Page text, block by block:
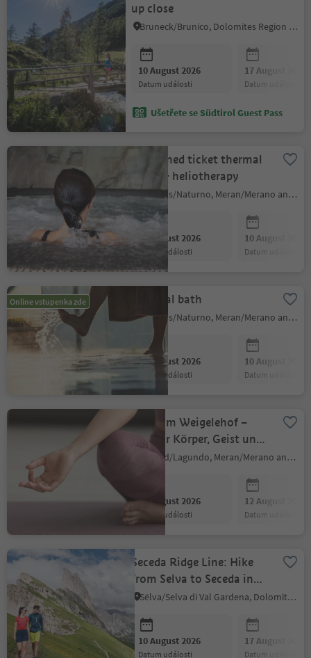
up close
Bruneck/Brunico, Dolomites Region Kronplatz/Plan de Corones
10 August 2026
datum události
17 August 2026
datum události
Ušetřete se Südtirol Guest Pass
Combined ticket thermal
bath & heliotherapy
Naturns/Naturno, Meran/Merano and environs
10 August 2026
datum události
10 August 2026
datum události
Online vstupenka zde Thermal bath
Naturns/Naturno, Meran/Merano and environs
10 August 2026
datum události
10 August 2026
datum události
Yoga am Weigelehof –
Zeit für Körper, Geist und
Seele
Algund/Lagundo, Meran/Merano and environs
10 August 2026
datum události
12 August 2026
datum události
Seceda Ridge Line: Hike
from Selva to Seceda in
the Puez-Odle Nature
Park
Sëlva/Selva di Val Gardena, Dolomites Region Val Gardena
10 August 2026
datum události
17 August 2026
datum události